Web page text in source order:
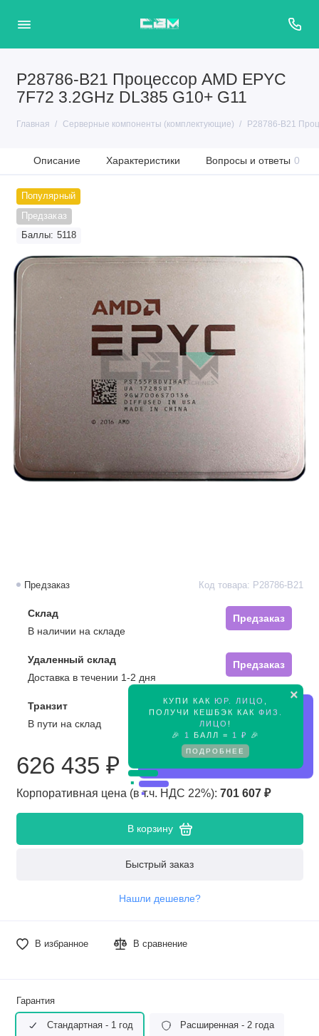
P28786-B21 Процессор AMD EPYC
7F72 3.2GHz DL385 G10+ G11
Главная Серверные компоненты (комплектующие) P28786-B21
Описание Характеристики Вопросы и ответы 0
Популярный
Предзаказ
Баллы: 5118
×
КУПИ КАК ЮР. ЛИЦО
ПОЛУЧИ КЕШБЭК КАК ФИЗ.
ЛИЦО !
🎉 1 БАЛЛ = 1 ₽ 🎉
ПОДРОБНЕЕ
Предзаказ Код товара: P28786-B21
Склад
Предзаказ
В наличии на складе
Удаленный склад
Предзаказ
Доставка в течении 1-2 дня
Транзит
Предзаказ
В пути на склад
626 435 ₽
Корпоративная цена (в т.ч. НДС 22%): 701 607 ₽
В корзину
Быстрый заказ
Нашли дешевле?
В избранное В сравнение
Гарантия
Стандартная - 1 год Расширенная - 2 года